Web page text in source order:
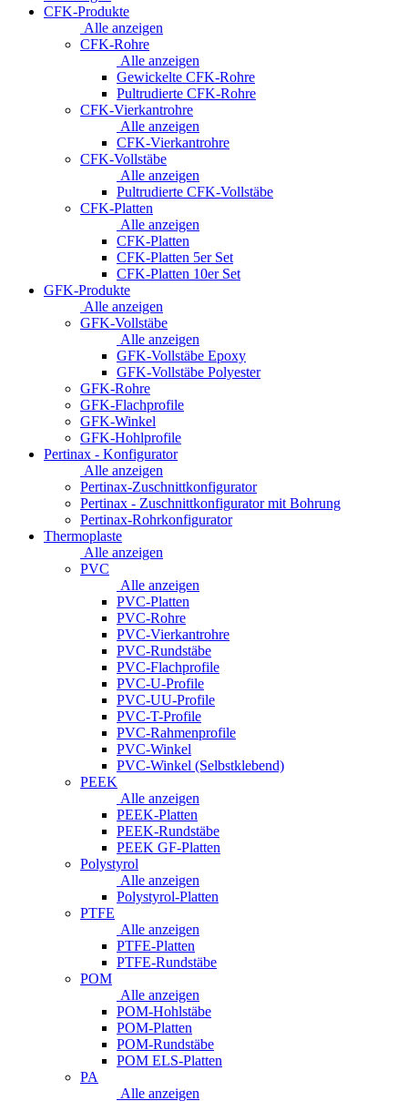
CFK-Produkte
Alle anzeigen
CFK-Rohre
Alle anzeigen
Gewickelte CFK-Rohre
Pultrudierte CFK-Rohre
CFK-Vierkantrohre
Alle anzeigen
CFK-Vierkantrohre
CFK-Vollstäbe
Alle anzeigen
Pultrudierte CFK-Vollstäbe
CFK-Platten
Alle anzeigen
CFK-Platten
CFK-Platten 5er Set
CFK-Platten 10er Set
GFK-Produkte
Alle anzeigen
GFK-Vollstäbe
Alle anzeigen
GFK-Vollstäbe Epoxy
GFK-Vollstäbe Polyester
GFK-Rohre
GFK-Flachprofile
GFK-Winkel
GFK-Hohlprofile
Pertinax - Konfigurator
Alle anzeigen
Pertinax-Zuschnittkonfigurator
Pertinax - Zuschnittkonfigurator mit Bohrung
Pertinax-Rohrkonfigurator
Thermoplaste
Alle anzeigen
PVC
Alle anzeigen
PVC-Platten
PVC-Rohre
PVC-Vierkantrohre
PVC-Rundstäbe
PVC-Flachprofile
PVC-U-Profile
PVC-UU-Profile
PVC-T-Profile
PVC-Rahmenprofile
PVC-Winkel
PVC-Winkel (Selbstklebend)
PEEK
Alle anzeigen
PEEK-Platten
PEEK-Rundstäbe
PEEK GF-Platten
Polystyrol
Alle anzeigen
Polystyrol-Platten
PTFE
Alle anzeigen
PTFE-Platten
PTFE-Rundstäbe
POM
Alle anzeigen
POM-Hohlstäbe
POM-Platten
POM-Rundstäbe
POM ELS-Platten
PA
Alle anzeigen